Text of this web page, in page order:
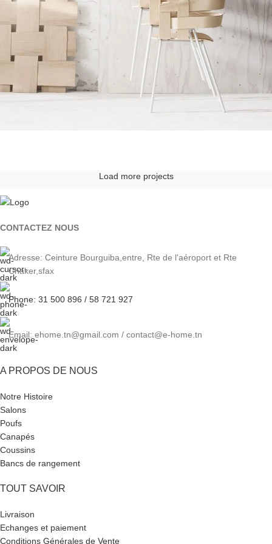
Leo uteu ullamcorperLoad more projects
CONTACTEZ NOUS
Adresse: Ceinture Bourguiba,entre, Rte de l'aéroport et Rte
Chaker,sfax
Phone: 31 500 896 / 58 721 927
Email: ehome.tn@gmail.com / contact@e-home.tn
A PROPOS DE NOUS
Notre Histoire
Salons
Poufs
Canapés
Coussins
Bancs de rangement
TOUT SAVOIR
Livraison
Echanges et paiement
Conditions Générales de Vente